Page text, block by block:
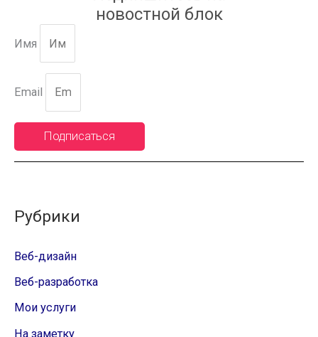
новостной блок
Имя
Email
Подписаться
Рубрики
Веб-дизайн
Веб-разработка
Мои услуги
На заметку